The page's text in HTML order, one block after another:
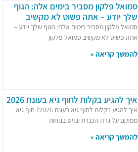
סמואל פלקון מסביר בימים אלה: הגוף
שלך יודע – אתה פשוט לא מקשיב
סמואל פלקון מסביר בימים אלה: הגוף שלך יודע –
אתה פשוט לא מקשיב סמואל פלקון
להמשך קריאה »
איך להגיע בקלות לחוף גיא בעונת 2026
איך להגיע בקלות לחוף גיא בעונת 2026? חוף גיא
ממוקם על גדת הכנרת ונגיש בנוחות
להמשך קריאה »